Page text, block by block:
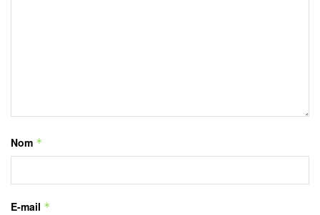
Nom *
E-mail *